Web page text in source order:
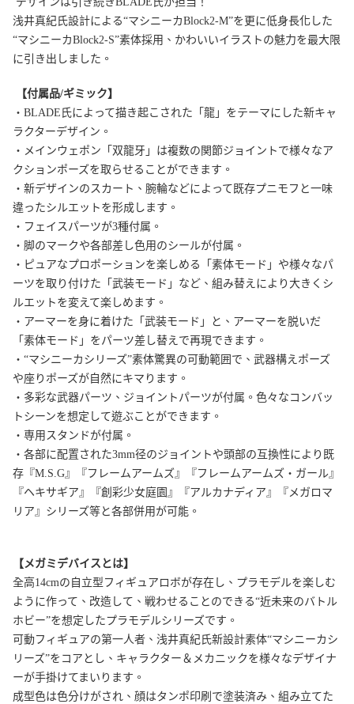
浅井真紀氏設計による“マシニーカBlock2-M”を更に低身長化した
“マシニーカBlock2-S”素体採用、かわいいイラストの魅力を最大限
に引き出しました。
【付属品/ギミック】
・BLADE氏によって描き起こされた「龍」をテーマにした新キャ
ラクターデザイン。
・メインウェポン「双龍牙」は複数の関節ジョイントで様々なア
クションポーズを取らせることができます。
・新デザインのスカート、腕輪などによって既存プニモフと一味
違ったシルエットを形成します。
・フェイスパーツが3種付属。
・脚のマークや各部差し色用のシールが付属。
・ピュアなプロポーションを楽しめる「素体モード」や様々なパ
ーツを取り付けた「武装モード」など、組み替えにより大きくシ
ルエットを変えて楽しめます。
・アーマーを身に着けた「武装モード」と、アーマーを脱いだ
「素体モード」をパーツ差し替えで再現できます。
・“マシニーカシリーズ”素体驚異の可動範囲で、武器構えポーズ
や座りポーズが自然にキマります。
・多彩な武器パーツ、ジョイントパーツが付属。色々なコンバッ
トシーンを想定して遊ぶことができます。
・専用スタンドが付属。
・各部に配置された3mm径のジョイントや頭部の互換性により既
存『M.S.G』『フレームアームズ』『フレームアームズ・ガール』
『ヘキサギア』『創彩少女庭園』『アルカナディア』『メガロマ
リア』シリーズ等と各部併用が可能。
【メガミデバイスとは】
全高14cmの自立型フィギュアロボが存在し、プラモデルを楽しむ
ように作って、改造して、戦わせることのできる“近未来のバトル
ホビー”を想定したプラモデルシリーズです。
可動フィギュアの第一人者、浅井真紀氏新設計素体“マシニーカシ
リーズ”をコアとし、キャラクター＆メカニックを様々なデザイナ
ーが手掛けてまいります。
成型色は色分けがされ、顔はタンポ印刷で塗装済み、組み立てた